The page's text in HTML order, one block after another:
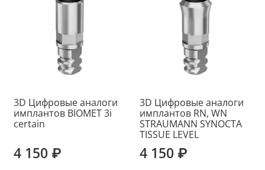
3D Цифровые аналоги
имплантов BIOMET 3i
certain
4 150 ₽
3D Цифровые аналоги
имплантов RN, WN
STRAUMANN SYNOCTA
TISSUE LEVEL
4 150 ₽